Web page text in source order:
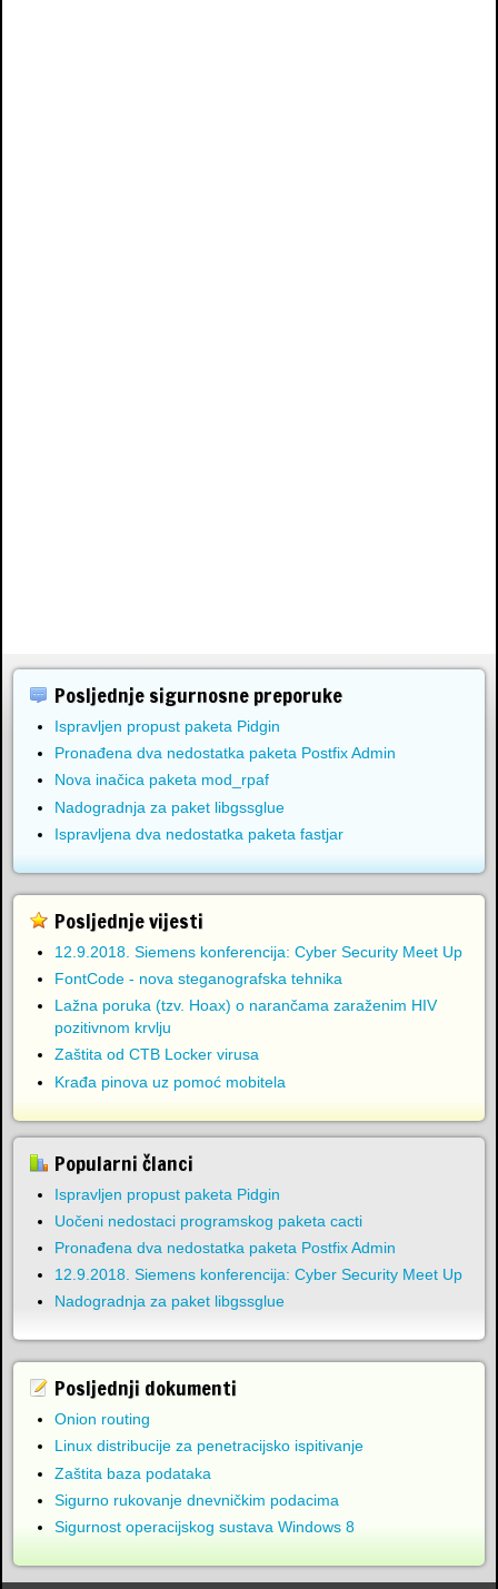
Posljednje sigurnosne preporuke
Ispravljen propust paketa Pidgin
Pronađena dva nedostatka paketa Postfix Admin
Nova inačica paketa mod_rpaf
Nadogradnja za paket libgssglue
Ispravljena dva nedostatka paketa fastjar
Posljednje vijesti
12.9.2018. Siemens konferencija: Cyber Security Meet Up
FontCode - nova steganografska tehnika
Lažna poruka (tzv. Hoax) o narančama zaraženim HIV
pozitivnom krvlju
Zaštita od CTB Locker virusa
Krađa pinova uz pomoć mobitela
Popularni članci
Ispravljen propust paketa Pidgin
Uočeni nedostaci programskog paketa cacti
Pronađena dva nedostatka paketa Postfix Admin
12.9.2018. Siemens konferencija: Cyber Security Meet Up
Nadogradnja za paket libgssglue
Posljednji dokumenti
Onion routing
Linux distribucije za penetracijsko ispitivanje
Zaštita baza podataka
Sigurno rukovanje dnevničkim podacima
Sigurnost operacijskog sustava Windows 8